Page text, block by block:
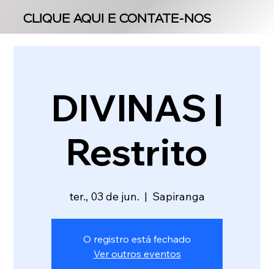
CLIQUE AQUI E CONTATE-NOS
CLIQUE AQUI E CONTATE-NOS
DIVINAS |
Restrito
ter., 03 de jun.
  |
Sapiranga
O registro está fechado
Ver outros eventos